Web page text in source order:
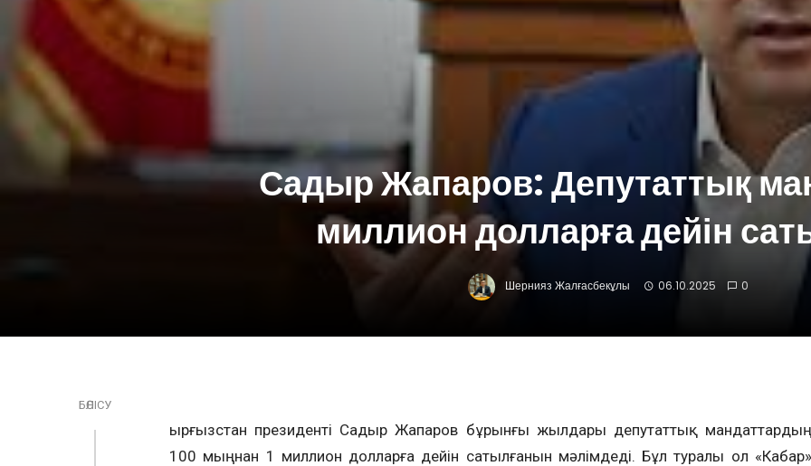
Садыр Жапаров: Депутаттық
миллион долларға дейін
Шернияз Жалғасбекұлы 06.10.2025 0
БӨЛІСУ
Қырғызстан президенті Садыр Жапаров бұрынғы жылдары депутаттық мандаттардың
100 мыңнан 1 миллион долларға дейін сатылғанын мәлімдеді. Бұл туралы ол «Кабар»